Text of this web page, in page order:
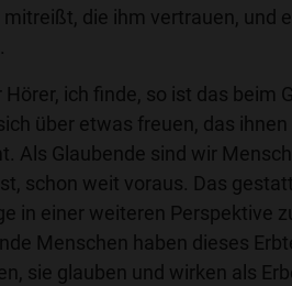
mitreißt, die ihm vertrauen, und
ich finde, so ist das beim
über etwas freuen, das ihnen
Als Glaubende sind wir
schon weit voraus. Das
in einer weiteren Perspektive
Menschen haben dieses
sie glauben und wirken als